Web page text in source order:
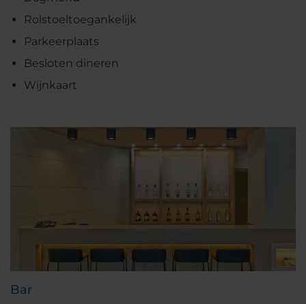
Rolstoeltoegankelijk
Parkeerplaats
Besloten dineren
Wijnkaart
Bar